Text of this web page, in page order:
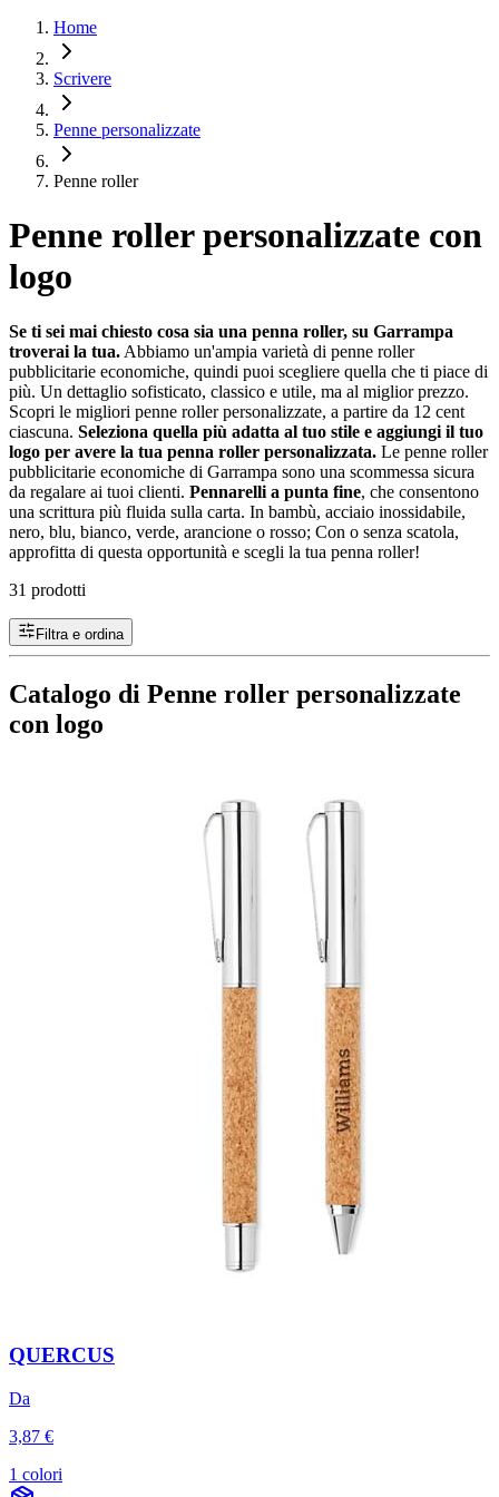
Home
Scrivere
Penne personalizzate
Penne roller
Penne roller personalizzate con
logo
Se ti sei mai chiesto cosa sia una penna roller, su Garrampa
troverai la tua. Abbiamo un'ampia varietà di penne roller
pubblicitarie economiche, quindi puoi scegliere quella che ti piace di
più. Un dettaglio sofisticato, classico e utile, ma al miglior prezzo.
Scopri le migliori penne roller personalizzate, a partire da 12 cent
ciascuna. Seleziona quella più adatta al tuo stile e aggiungi il tuo
logo per avere la tua penna roller personalizzata. Le penne roller
pubblicitarie economiche di Garrampa sono una scommessa sicura
da regalare ai tuoi clienti. Pennarelli a punta fine, che consentono
una scrittura più fluida sulla carta. In bambù, acciaio inossidabile,
nero, blu, bianco, verde, arancione o rosso; Con o senza scatola,
approfitta di questa opportunità e scegli la tua penna roller!
31 prodotti
Filtra e ordina
Catalogo di Penne roller personalizzate
con logo
QUERCUS
Da
3,87 €
1 colori